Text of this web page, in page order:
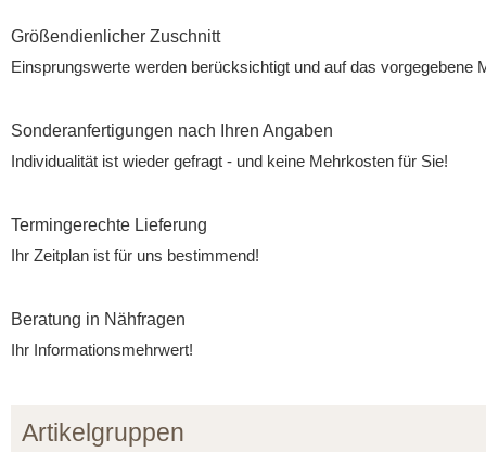
Artikelgruppen
Größendienlicher Zuschnitt
Einsprungswerte werden berücksichtigt und auf das vorgegebene
Sonderanfertigungen nach Ihren Angaben
Individualität ist wieder gefragt - und keine Mehrkosten für Sie!
Termingerechte Lieferung
Ihr Zeitplan ist für uns bestimmend!
Beratung in Nähfragen
Ihr Informationsmehrwert!